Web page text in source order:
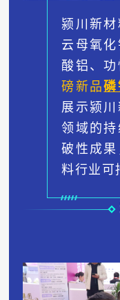
颍川新材
云母氧
酸铝、
磅新品磷
展示颍
领域的
破性成
料行业可